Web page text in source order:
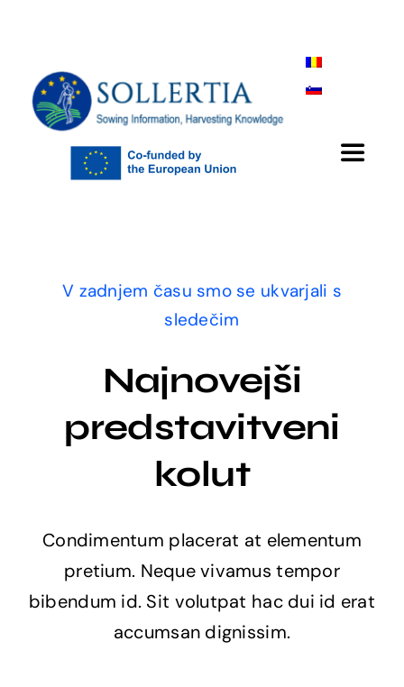
content
Toggle
V zadnjem času smo se ukvarjali s
sledečim
Najnovejši
predstavitveni
kolut
Condimentum placerat at elementum
pretium. Neque vivamus tempor
bibendum id. Sit volutpat hac dui id erat
accumsan dignissim.